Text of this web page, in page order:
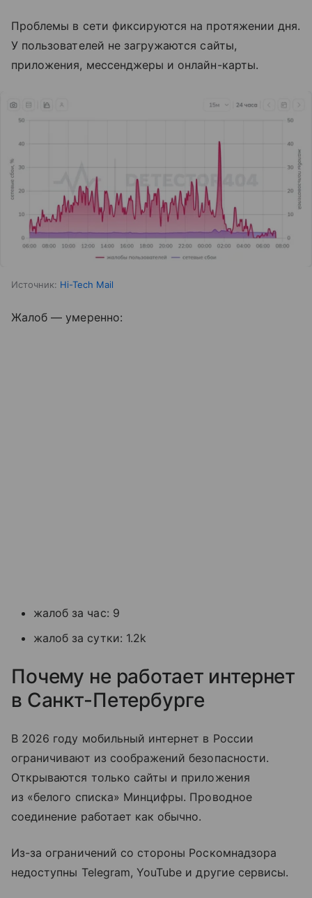
Проблемы в сети фиксируются на протяжении дня.
У пользователей не загружаются сайты,
приложения, мессенджеры и онлайн-карты.
Источник: Hi-Tech Mail
Жалоб — умеренно:
жалоб за час: 9
жалоб за сутки: 1.2k
Почему не работает интернет
в Санкт-Петербурге
В 2026 году мобильный интернет в России
ограничивают из соображений безопасности.
Открываются только сайты и приложения
из «белого списка» Минцифры. Проводное
соединение работает как обычно.
Из-за ограничений со стороны Роскомнадзора
недоступны Telegram, YouTube и другие сервисы.